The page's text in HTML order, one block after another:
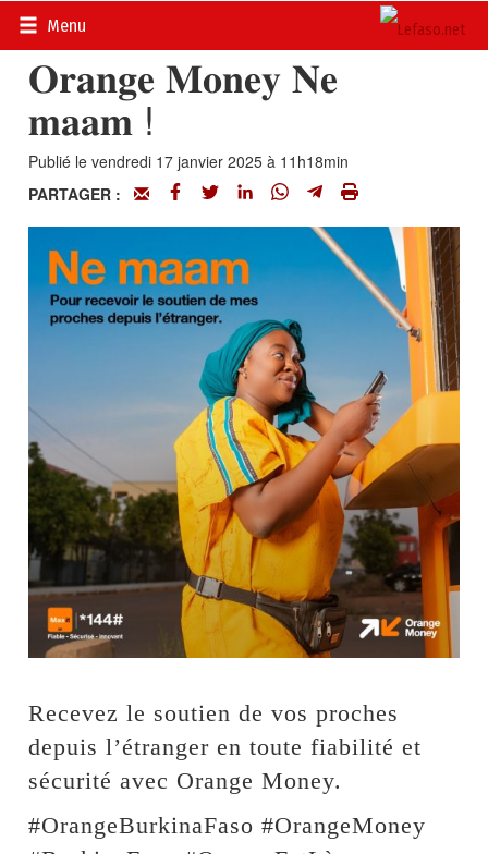
Menu
Accueil>
𝐎𝐫𝐚𝐧𝐠𝐞 𝐌𝐨𝐧𝐞𝐲 𝐍𝐞
𝐦𝐚𝐚𝐦 !
Publié le vendredi 17 janvier 2025 à 11h18min
PARTAGER :
Recevez le soutien de vos proches
depuis l’étranger en toute fiabilité et
sécurité avec Orange Money.
#OrangeBurkinaFaso #OrangeMoney